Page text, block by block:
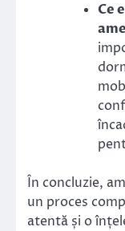
Ce
În concluzie,
un proces
atentă și o